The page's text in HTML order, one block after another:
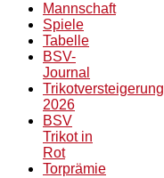
Mannschaft
Spiele
Tabelle
BSV-
Journal
Trikotversteigerung
2026
BSV
Trikot in
Rot
Torprämie